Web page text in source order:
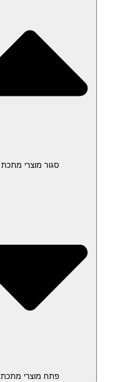
סגור מוצרי מתכת
פתח מוצרי מתכת